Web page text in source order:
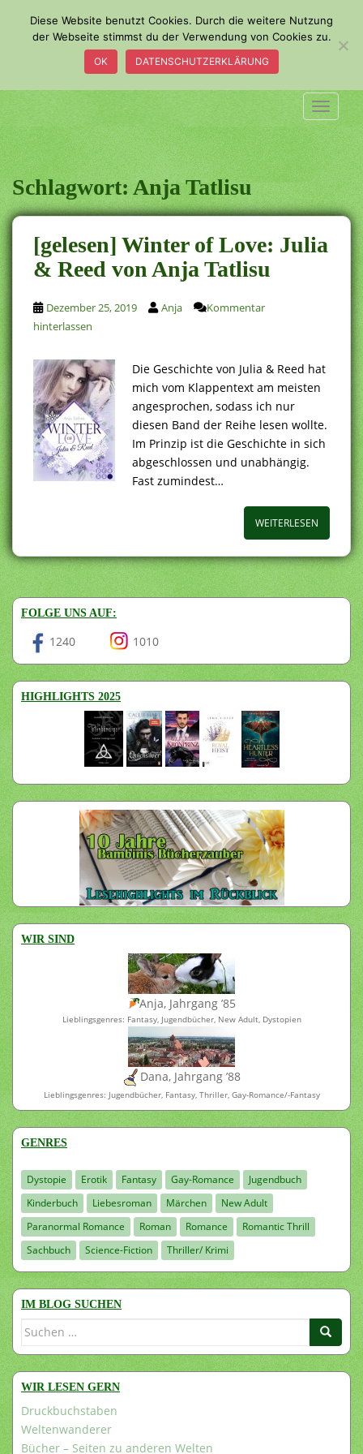
m
a
i
n
c
o
n
t
e
n
t
Schlagwort:Anja Tatlisu
[gelesen] Winter of Love: Julia
& Reed von Anja Tatlisu
Dezember 25, 2019 Anja
Kommentar
hinterlassen
Die Geschichte von Julia & Reed hat
mich vom Klappentext am meisten
angesprochen, sodass ich nur
diesen Band der Reihe lesen wollte.
Im Prinzip ist die Geschichte in sich
abgeschlossen und unabhängig.
Fast zumindest…
WEITERLESEN
FOLGE UNS AUF:
1240 1010
HIGHLIGHTS 2025
WIR SIND
Anja, Jahrgang ’85
Lieblingsgenres: Fantasy, Jugendbücher, New Adult, Dystopien
Dana, Jahrgang ’88
Lieblingsgenres: Jugendbücher, Fantasy, Thriller, Gay-Romance/-Fantasy
GENRES
Dystopie Erotik Fantasy Gay-Romance
Jugendbuch
Kinderbuch
Liebesroman Märchen
New Adult
Paranormal Romance
Roman Romance
Romantic Thrill
Sachbuch
Science-Fiction Thriller/ Krimi
IM BLOG SUCHEN
Suchen
WIR LESEN GERN
Druckbuchstaben
Weltenwanderer
Bücher – Seiten zu anderen Welten
Diese Website benutzt Cookies. Durch die weitere Nutzung
der Webseite stimmst du der Verwendung von Cookies zu.
OK DATENSCHUTZERKLÄRUNG